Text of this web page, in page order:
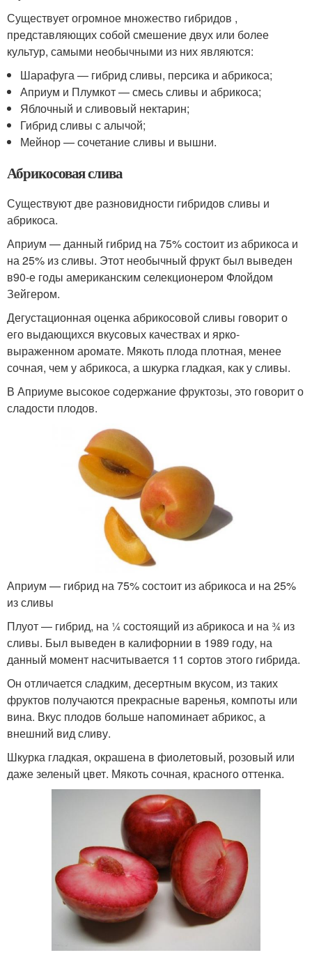
Существует огромное множество гибридов ,
представляющих собой смешение двух или более
культур, самыми необычными из них являются:
Шарафуга — гибрид сливы, персика и абрикоса;
Априум и Плумкот — смесь сливы и абрикоса;
Яблочный и сливовый нектарин;
Гибрид сливы с алычой;
Мейнор — сочетание сливы и вышни.
Абрикосовая слива
Существуют две разновидности гибридов сливы и
абрикоса.
Априум — данный гибрид на 75% состоит из абрикоса и
на 25% из сливы. Этот необычный фрукт был выведен
в90-е годы американским селекционером Флойдом
Зейгером.
Дегустационная оценка абрикосовой сливы говорит о
его выдающихся вкусовых качествах и ярко-
выраженном аромате. Мякоть плода плотная, менее
сочная, чем у абрикоса, а шкурка гладкая, как у сливы.
В Априуме высокое содержание фруктозы, это говорит о
сладости плодов.
Априум — гибрид на 75% состоит из абрикоса и на 25%
из сливы
Плуот — гибрид, на ¼ состоящий из абрикоса и на ¾ из
сливы. Был выведен в калифорнии в 1989 году, на
данный момент насчитывается 11 сортов этого гибрида.
Он отличается сладким, десертным вкусом, из таких
фруктов получаются прекрасные варенья, компоты или
вина. Вкус плодов больше напоминает абрикос, а
внешний вид сливу.
Шкурка гладкая, окрашена в фиолетовый, розовый или
даже зеленый цвет. Мякоть сочная, красного оттенка.